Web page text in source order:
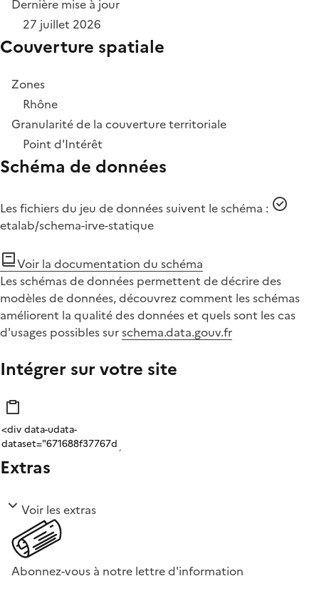
Dernière mise à jour
27 juillet 2026
Couverture spatiale
Zones
Rhône
Granularité de la couverture territoriale
Point d'Intérêt
Schéma de données
Les fichiers du jeu de données suivent le schéma :
etalab/schema-irve-statique
Voir la documentation du schéma
Les schémas de données permettent de décrire des
modèles de données, découvrez comment les schémas
améliorent la qualité des données et quels sont les cas
d'usages possibles surschema.data.gouv.fr
Intégrer sur votre site
Extras
Voir les extras
Abonnez-vous à notre lettre d'information